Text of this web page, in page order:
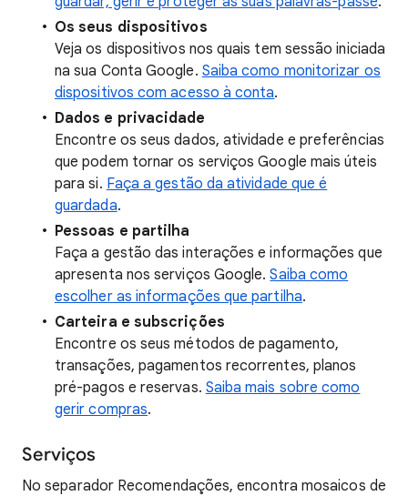
Os seus dispositivos
Veja os dispositivos nos quais tem sessão iniciada
na sua Conta Google. Saiba como monitorizar os
dispositivos com acesso à conta.
Dados e privacidade
Encontre os seus dados, atividade e preferências
que podem tornar os serviços Google mais úteis
para si. Faça a gestão da atividade que é
guardada.
Pessoas e partilha
Faça a gestão das interações e informações que
apresenta nos serviços Google.Saiba como
escolher as informações que partilha.
Carteira e subscrições
Encontre os seus métodos de pagamento,
transações, pagamentos recorrentes, planos
pré-pagos e reservas. Saiba mais sobre como
gerir compras.
Serviços
No separador Recomendações, encontra mosaicos de